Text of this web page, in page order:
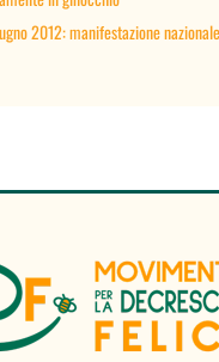
2012: manifestazione